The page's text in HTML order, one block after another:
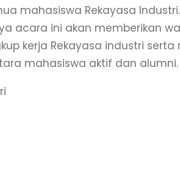
mahasiswa Rekayasa
acara ini akan memberikan
kerja Rekayasa industri serta
mahasiswa aktif dan alumni.